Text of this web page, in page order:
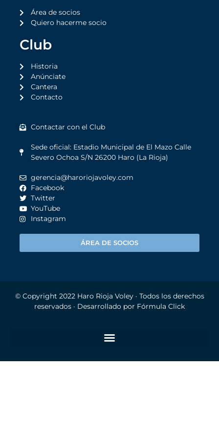
Área de socios
Quiero hacerme socio
Club
Historia
Anúnciate
Cantera
Contacto
Contactar con el Club
Sede oficial: Estadio Municipal de El Mazo Calle
Severo Ochoa S/N 26200 Haro (La Rioja)
gerencia@haroriojavoley.com
Facebook
Twitter
YouTube
Instagram
ÁREA DE SOCIOS
© Copyright 2022 Haro Rioja Voley· Todos los derechos
reservados · Desarrollado por Fórmula Click